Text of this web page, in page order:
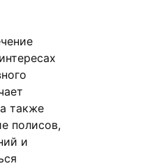
также
полисов,
и